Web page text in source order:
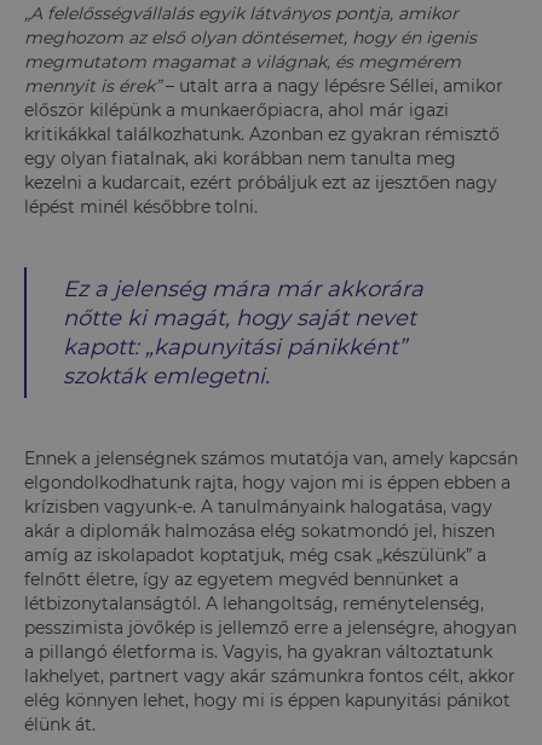
„A felelősségvállalás egyik látványos pontja, amikor
meghozom az első olyan döntésemet, hogy én igenis
megmutatom magamat a világnak, és megmérem
mennyit is érek”– utalt arra a nagy lépésre Séllei, amikor
először kilépünk a munkaerőpiacra, ahol már igazi
kritikákkal találkozhatunk. Azonban ez gyakran rémisztő
egy olyan fiatalnak, aki korábban nem tanulta meg
kezelni a kudarcait, ezért próbáljuk ezt az ijesztően nagy
lépést minél későbbre tolni.
Ez a jelenség mára már akkorára
nőtte ki magát, hogy saját nevet
kapott: „kapunyitási pánikként”
szokták emlegetni.
Ennek a jelenségnek számos mutatója van, amely kapcsán
elgondolkodhatunk rajta, hogy vajon mi is éppen ebben a
krízisben vagyunk-e. A tanulmányaink halogatása, vagy
akár a diplomák halmozása elég sokatmondó jel, hiszen
amíg az iskolapadot koptatjuk, még csak „készülünk” a
felnőtt életre, így az egyetem megvéd bennünket a
létbizonytalanságtól. A lehangoltság, reménytelenség,
pesszimista jövőkép is jellemző erre a jelenségre, ahogyan
a pillangó életforma is. Vagyis, ha gyakran változtatunk
lakhelyet, partnert vagy akár számunkra fontos célt, akkor
elég könnyen lehet, hogy mi is éppen kapunyitási pánikot
élünk át.